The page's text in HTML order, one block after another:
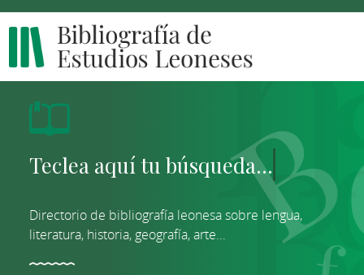
Directorio de bibliografía leonesa sobre lengua,
literatura, historia, geografía, arte...